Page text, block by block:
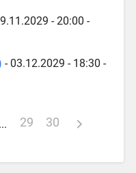
- 20:00 -
- 03.12.2029 - 18:30 -
29 30